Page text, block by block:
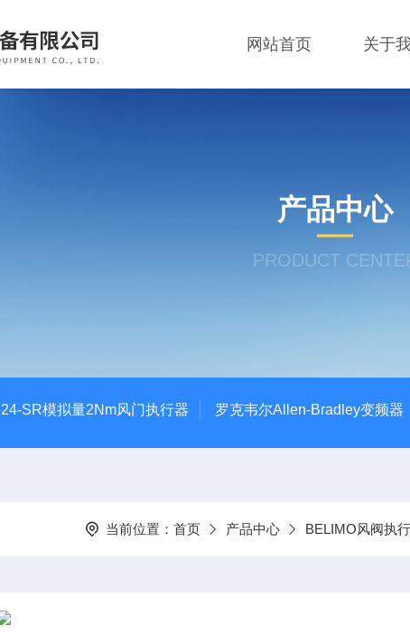
网站首页 关于
产品中心
PRODUCT
SR模拟量2Nm风门执行器 罗克韦尔Allen-Bradley变频器
当前位置：首页 产品中心 BELIMO风阀执